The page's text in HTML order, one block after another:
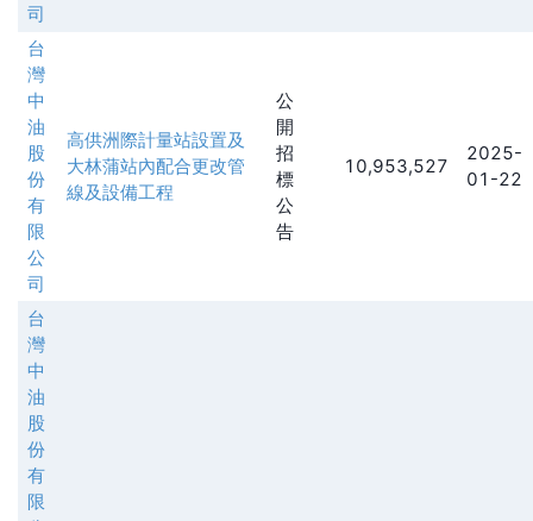
司
台
灣
中
油
股
份
有
限
公
司
高供洲際計量站設置及
大林蒲站內配合更改管
線及設備工程
公
開
招
標
公
告
10,953,527
2025-
01-22
台
灣
中
油
股
份
有
限